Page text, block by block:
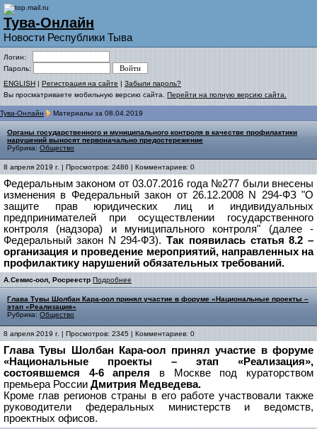
Тува-Онлайн
Новости Республики Тыва
Логин:
Пароль:
ENGLISH | Регистрация на сайте | Забыли пароль?
Вы просматриваете мобильную версию сайта. Перейти на полную версию сайта.
Тува-Онлайн Материалы за 08.04.2019
Органы государственного и муниципального контроля в качестве профилактики
нарушений выносят первоначально предостережение
Рубрика: Общество
8 апреля 2019 г. | Просмотров: 2486 | Комментариев: 0
Федеральным законом от 03.07.2016 года №277 были внесены
изменения в Федеральный закон от 26.12.2008 N 294-ФЗ "О
защите прав юридических лиц и индивидуальных
предпринимателей при осуществлении государственного
контроля (надзора) и муниципального контроля" (далее -
Федеральный закон N 294-ФЗ). Так появилась статья 8.2 –
организация и проведение мероприятий, направленных на
профилактику нарушений обязательных требований.
А.Семис-оол, Росреестр Подробнее
Глава Тувы Шолбан Кара-оол принял участие в форуме «Национальные проекты –
этап «Реализация»
Рубрика: Общество
8 апреля 2019 г. | Просмотров: 2345 | Комментариев: 0
Глава Тувы Шолбан Кара-оол принял участие в форуме
«Национальные проекты – этап «Реализация»,
состоявшемся 4-6 апреля в Москве под кураторством
премьера России Дмитрия Медведева.
Кроме глав регионов страны в его работе участвовали также
руководители федеральных министерств и ведомств,
проектных офисов.